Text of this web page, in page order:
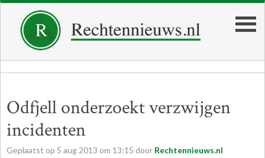
Odfjell onderzoekt verzwijgen
incidenten
Geplaatst op 5 aug 2013 om 13:15 door Rechtennieuws.nl